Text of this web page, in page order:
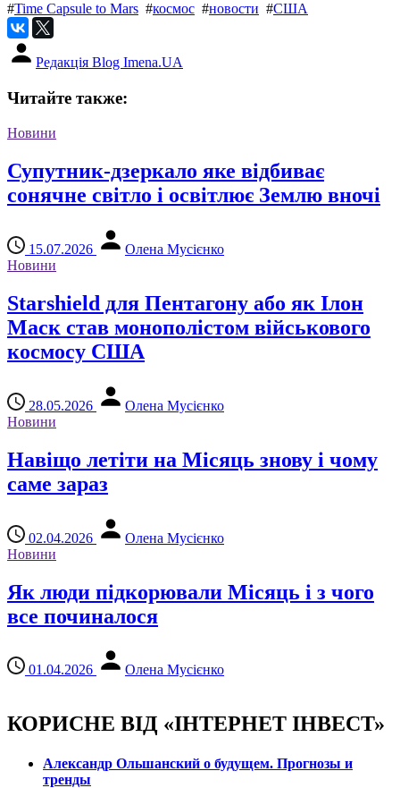
#Time Capsule to Mars #космос #новости #США
Редакція Blog Imena.UA
Читайте также:
Новини
Супутник-дзеркало яке відбиває
сонячне світло і освітлює Землю вночі
15.07.2026
Олена Мусієнко
Новини
Starshield для Пентагону або як Ілон
Маск став монополістом військового
космосу США
28.05.2026
Олена Мусієнко
Новини
Навіщо летіти на Місяць знову і чому
саме зараз
02.04.2026
Олена Мусієнко
Новини
Як люди підкорювали Місяць і з чого
все починалося
01.04.2026 Олена Мусієнко
КОРИСНЕ ВІД «ІНТЕРНЕТ ІНВЕСТ»
Александр Ольшанский о будущем. Прогнозы и
тренды